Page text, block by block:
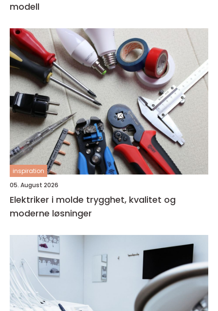
modell
inspiration
05. August 2026
Elektriker i molde trygghet, kvalitet og
moderne løsninger